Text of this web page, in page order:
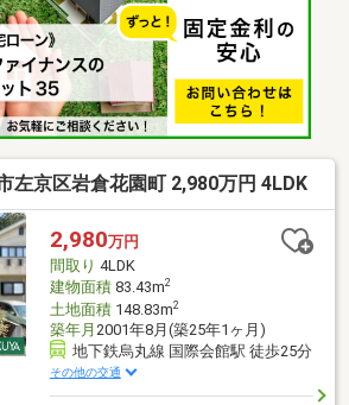
も安心です・京都市立岩倉南小学校…徒
都市立洛北中学校…徒歩約10分(約796ｍ)◆
弊社でもご要望に沿ってお客様にぴった
ご用意させていただきます♪
左京区岩倉花園町 2,980万円 4LDK
2,980万円
間取り 4LDK
建物面積83.43m2
土地面積148.83m2
築年月 2001年8月(築25年1ヶ月)
地下鉄烏丸線 国際会館駅 徒歩25分
その他の交通